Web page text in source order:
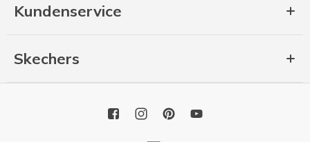
Kundenservice
Skechers